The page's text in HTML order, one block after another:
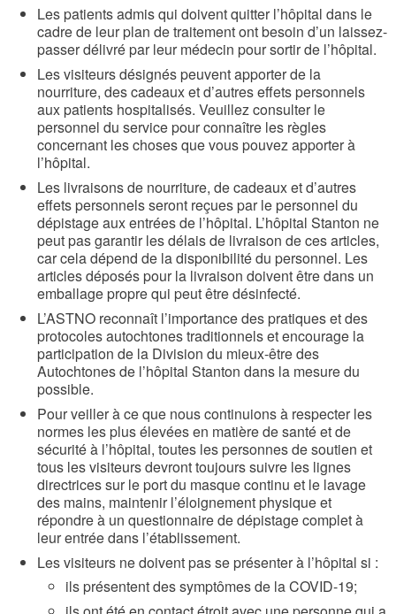
Les patients admis qui doivent quitter l’hôpital dans le
cadre de leur plan de traitement ont besoin d’un laissez-
passer délivré par leur médecin pour sortir de l’hôpital.
Les visiteurs désignés peuvent apporter de la
nourriture, des cadeaux et d’autres effets personnels
aux patients hospitalisés. Veuillez consulter le
personnel du service pour connaître les règles
concernant les choses que vous pouvez apporter à
l’hôpital.
Les livraisons de nourriture, de cadeaux et d’autres
effets personnels seront reçues par le personnel du
dépistage aux entrées de l’hôpital. L’hôpital Stanton ne
peut pas garantir les délais de livraison de ces articles,
car cela dépend de la disponibilité du personnel. Les
articles déposés pour la livraison doivent être dans un
emballage propre qui peut être désinfecté.
L’ASTNO reconnaît l’importance des pratiques et des
protocoles autochtones traditionnels et encourage la
participation de la Division du mieux-être des
Autochtones de l’hôpital Stanton dans la mesure du
possible.
Pour veiller à ce que nous continuions à respecter les
normes les plus élevées en matière de santé et de
sécurité à l’hôpital, toutes les personnes de soutien et
tous les visiteurs devront toujours suivre les lignes
directrices sur le port du masque continu et le lavage
des mains, maintenir l’éloignement physique et
répondre à un questionnaire de dépistage complet à
leur entrée dans l’établissement.
Les visiteurs ne doivent pas se présenter à l’hôpital si :
ils présentent des symptômes de la COVID-19;